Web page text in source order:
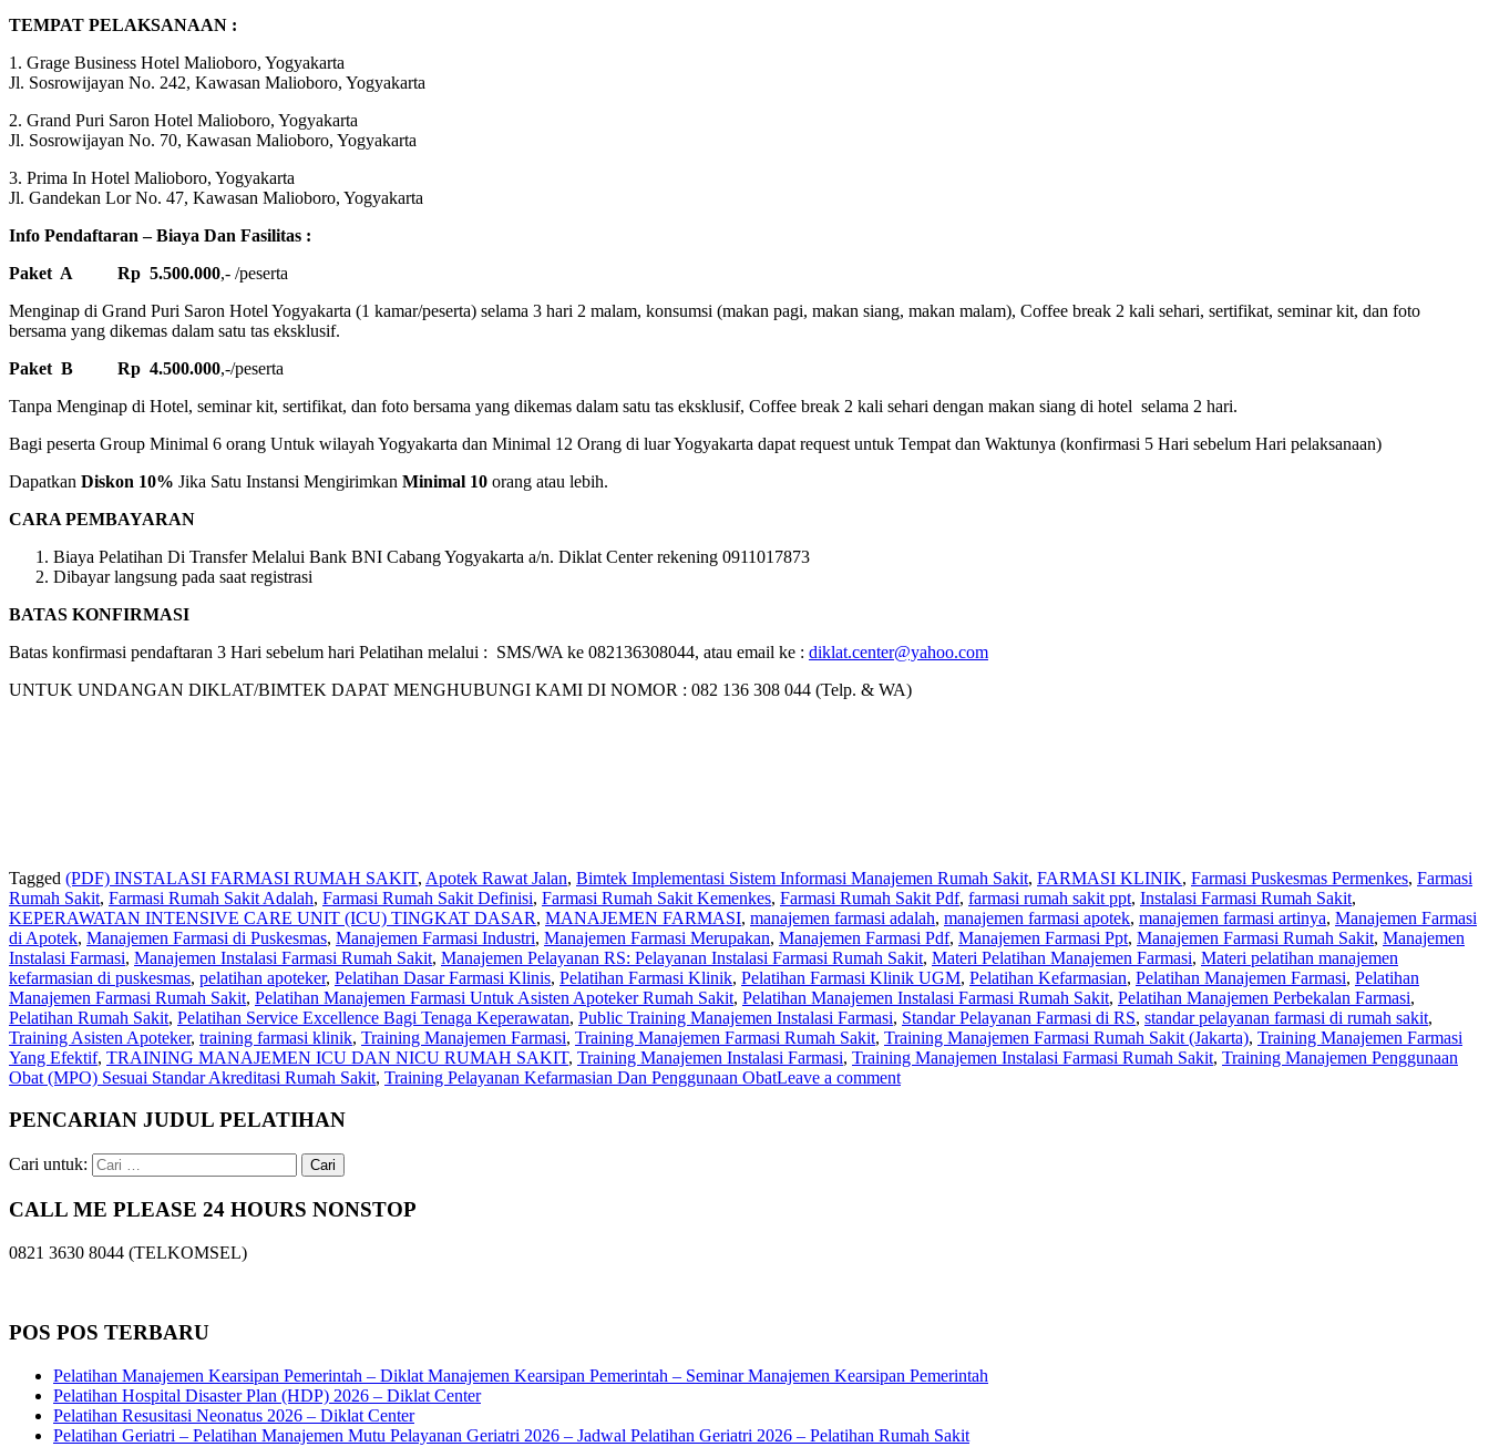
TEMPAT PELAKSANAAN :
1. Grage Business Hotel Malioboro, Yogyakarta
Jl. Sosrowijayan No. 242, Kawasan Malioboro, Yogyakarta
2. Grand Puri Saron Hotel Malioboro, Yogyakarta
Jl. Sosrowijayan No. 70, Kawasan Malioboro, Yogyakarta
3. Prima In Hotel Malioboro, Yogyakarta
Jl. Gandekan Lor No. 47, Kawasan Malioboro, Yogyakarta
Info Pendaftaran – Biaya Dan Fasilitas :
Paket A Rp 5.500.000,- /peserta
Menginap di Grand Puri Saron Hotel Yogyakarta (1 kamar/peserta) selama 3 hari 2 malam, konsumsi (makan pagi, makan siang, makan malam), Coffee break 2 kali sehari, sertifikat, seminar kit, dan foto
bersama yang dikemas dalam satu tas eksklusif.
Paket B Rp 4.500.000,-/peserta
Tanpa Menginap di Hotel, seminar kit, sertifikat, dan foto bersama yang dikemas dalam satu tas eksklusif, Coffee break 2 kali sehari dengan makan siang di hotel selama 2 hari.
Bagi peserta Group Minimal 6 orang Untuk wilayah Yogyakarta dan Minimal 12 Orang di luar Yogyakarta dapat request untuk Tempat dan Waktunya (konfirmasi 5 Hari sebelum Hari pelaksanaan)
Dapatkan Diskon 10% Jika Satu Instansi Mengirimkan Minimal 10 orang atau lebih.
CARA PEMBAYARAN
Biaya Pelatihan Di Transfer Melalui Bank BNI Cabang Yogyakarta a/n. Diklat Center rekening 0911017873
Dibayar langsung pada saat registrasi
BATAS KONFIRMASI
Batas konfirmasi pendaftaran 3 Hari sebelum hari Pelatihan melalui : SMS/WA ke 082136308044, atau email ke : diklat.center@yahoo.com
UNTUK UNDANGAN DIKLAT/BIMTEK DAPAT MENGHUBUNGI KAMI DI NOMOR : 082 136 308 044 (Telp. & WA)
Tagged (PDF) INSTALASI FARMASI RUMAH SAKIT, Apotek Rawat Jalan, Bimtek Implementasi Sistem Informasi Manajemen Rumah Sakit, FARMASI KLINIK, Farmasi Puskesmas Permenkes, Farmasi
Rumah Sakit, Farmasi Rumah Sakit Adalah, Farmasi Rumah Sakit Definisi, Farmasi Rumah Sakit Kemenkes, Farmasi Rumah Sakit Pdf, farmasi rumah sakit ppt, Instalasi Farmasi Rumah Sakit,
KEPERAWATAN INTENSIVE CARE UNIT (ICU) TINGKAT DASAR, MANAJEMEN FARMASI, manajemen farmasi adalah, manajemen farmasi apotek, manajemen farmasi artinya, Manajemen Farmasi
di Apotek, Manajemen Farmasi di Puskesmas, Manajemen Farmasi Industri, Manajemen Farmasi Merupakan, Manajemen Farmasi Pdf, Manajemen Farmasi Ppt, Manajemen Farmasi Rumah Sakit, Manajemen
Instalasi Farmasi, Manajemen Instalasi Farmasi Rumah Sakit, Manajemen Pelayanan RS: Pelayanan Instalasi Farmasi Rumah Sakit, Materi Pelatihan Manajemen Farmasi, Materi pelatihan manajemen
kefarmasian di puskesmas, pelatihan apoteker, Pelatihan Dasar Farmasi Klinis, Pelatihan Farmasi Klinik, Pelatihan Farmasi Klinik UGM, Pelatihan Kefarmasian, Pelatihan Manajemen Farmasi, Pelatihan
Manajemen Farmasi Rumah Sakit, Pelatihan Manajemen Farmasi Untuk Asisten Apoteker Rumah Sakit, Pelatihan Manajemen Instalasi Farmasi Rumah Sakit, Pelatihan Manajemen Perbekalan Farmasi,
Pelatihan Rumah Sakit, Pelatihan Service Excellence Bagi Tenaga Keperawatan, Public Training Manajemen Instalasi Farmasi, Standar Pelayanan Farmasi di RS, standar pelayanan farmasi di rumah sakit,
Training Asisten Apoteker, training farmasi klinik, Training Manajemen Farmasi, Training Manajemen Farmasi Rumah Sakit, Training Manajemen Farmasi Rumah Sakit (Jakarta), Training Manajemen Farmasi
Yang Efektif, TRAINING MANAJEMEN ICU DAN NICU RUMAH SAKIT, Training Manajemen Instalasi Farmasi, Training Manajemen Instalasi Farmasi Rumah Sakit, Training Manajemen Penggunaan
Obat (MPO) Sesuai Standar Akreditasi Rumah Sakit, Training Pelayanan Kefarmasian Dan Penggunaan ObatLeave a comment
PENCARIAN JUDUL PELATIHAN
Cari untuk:
CALL ME PLEASE 24 HOURS NONSTOP
0821 3630 8044 (TELKOMSEL)
POS POS TERBARU
Pelatihan Manajemen Kearsipan Pemerintah – Diklat Manajemen Kearsipan Pemerintah – Seminar Manajemen Kearsipan Pemerintah
Pelatihan Hospital Disaster Plan (HDP) 2026 – Diklat Center
Pelatihan Resusitasi Neonatus 2026 – Diklat Center
Pelatihan Geriatri – Pelatihan Manajemen Mutu Pelayanan Geriatri 2026 – Jadwal Pelatihan Geriatri 2026 – Pelatihan Rumah Sakit